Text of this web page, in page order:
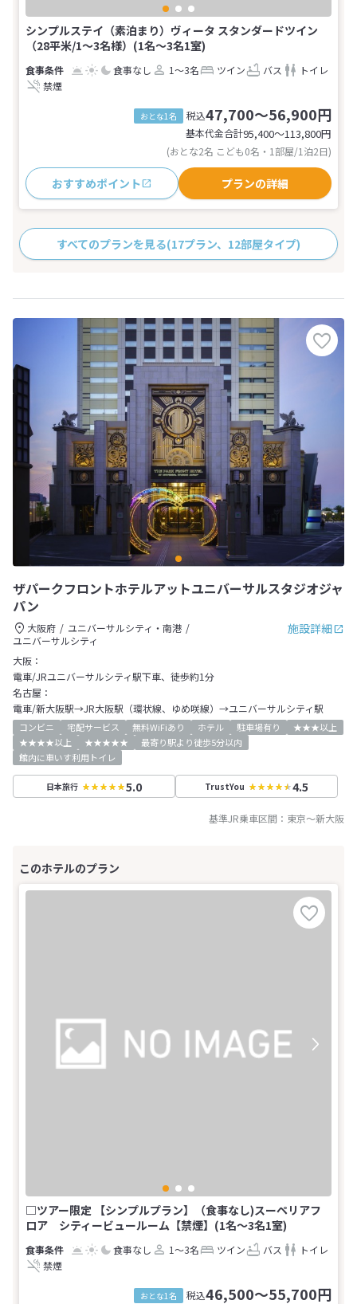
シンプルステイ（素泊まり）ヴィータ スタンダードツイン
（28平米/1～3名様）(1名～3名1室)
食事なし 1～3名 ツイン バス
トイレ
禁煙
おとな1名 税込47,700～56,900円
基本代金合計95,400〜113,800円
(おとな2名 こども0名・1部屋/1泊2日)
おすすめポイント プランの詳細
すべてのプランを見る(17プラン、12部屋タイプ)
ザパークフロントホテルアットユニバーサルスタジオジャ
パン
施設詳細
大阪府
ユニバーサルシティ・南港
ユニバーサルシティ
大阪：
電車/JRユニバーサルシティ駅下車、徒歩約1分
名古屋：
電車/新大阪駅→JR大阪駅（環状線、ゆめ咲線）→ユニバーサルシティ駅
コンビニ 宅配サービス 無料WiFiあり ホテル 駐車場有り
★★★以上
★★★★以上
★★★★★
最寄り駅より徒歩5分以内
館内に車いす利用トイレ
日本旅行 5.0 TrustYou 4.5
基準JR乗車区間： 東京～新大阪
□ツアー限定 【シンプルプラン】（食事なし)スーペリアフ
ロア シティービュールーム【禁煙】(1名～3名1室)
食事なし 1～3名 ツイン バス
トイレ
禁煙
おとな1名 税込46,500～55,700円